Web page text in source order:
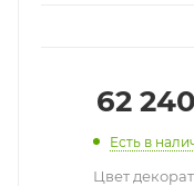
62 240
Есть в
Цвет